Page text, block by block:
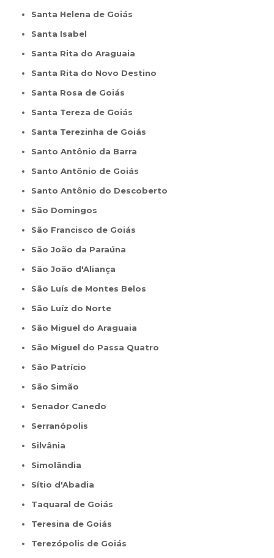
Santa Helena de Goiás
Santa Isabel
Santa Rita do Araguaia
Santa Rita do Novo Destino
Santa Rosa de Goiás
Santa Tereza de Goiás
Santa Terezinha de Goiás
Santo Antônio da Barra
Santo Antônio de Goiás
Santo Antônio do Descoberto
São Domingos
São Francisco de Goiás
São João da Paraúna
São João d'Aliança
São Luís de Montes Belos
São Luíz do Norte
São Miguel do Araguaia
São Miguel do Passa Quatro
São Patrício
São Simão
Senador Canedo
Serranópolis
Silvânia
Simolândia
Sítio d'Abadia
Taquaral de Goiás
Teresina de Goiás
Terezópolis de Goiás